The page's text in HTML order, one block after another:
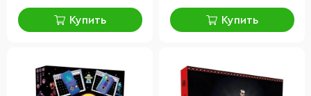
Купить Купить